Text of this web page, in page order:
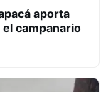
aporta
campanario